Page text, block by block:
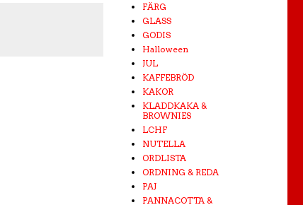
FÄRG
GLASS
GODIS
Halloween
JUL
KAFFEBRÖD
KAKOR
KLADDKAKA &
BROWNIES
LCHF
NUTELLA
ORDLISTA
ORDNING & REDA
PAJ
PANNACOTTA &